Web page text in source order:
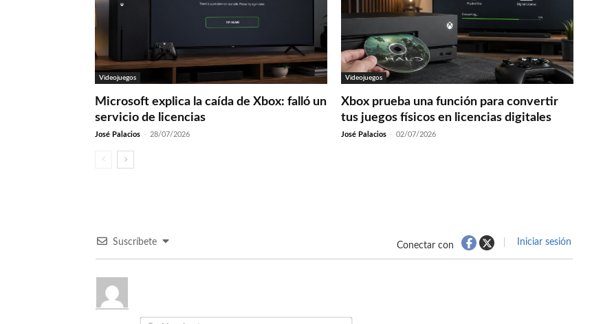
Videojuegos
Microsoft explica la caída de Xbox: falló un
servicio de licencias
José Palacios - 28/07/2026
Videojuegos
Xbox prueba una función para convertir
tus juegos físicos en licencias digitales
José Palacios - 02/07/2026
Suscríbete Conectar con Iniciar sesión
Nombre*